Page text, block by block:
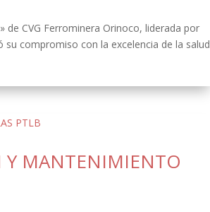
de CVG Ferrominera Orinoco, liderada por
compromiso con la excelencia de la salud
Y MANTENIMIENTO